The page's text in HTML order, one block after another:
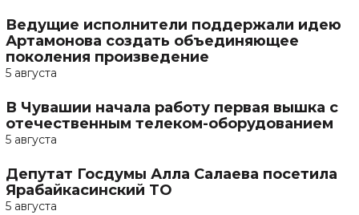
Ведущие исполнители поддержали идею
Артамонова создать объединяющее
поколения произведение
5 августа
В Чувашии начала работу первая вышка с
отечественным телеком-оборудованием
5 августа
Депутат Госдумы Алла Салаева посетила
Ярабайкасинский ТО
5 августа